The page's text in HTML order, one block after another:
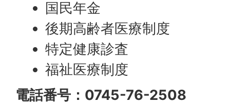
国民年金
後期高齢者医療制度
特定健康診査
福祉医療制度
電話番号：0745-76-2508